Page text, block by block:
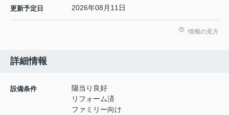
更新予定日 2026年08月11日
情報の見方
詳細情報
設備条件
陽当り良好
リフォーム済
ファミリー向け